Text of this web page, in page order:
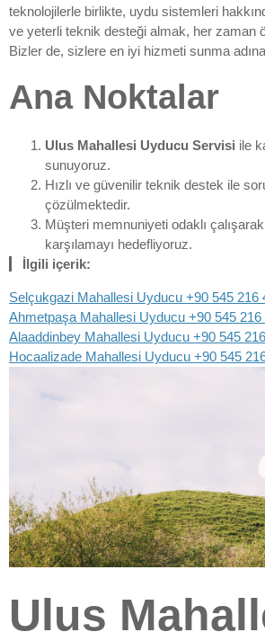
teknolojilerle birlikte, uydu sistemleri
ve yeterli teknik desteği almak, her zaman
Bizler de, sizlere en iyi hizmeti sunma
Ana Noktalar
Ulus Mahallesi Uyducu Servisi ile
sunuyoruz.
Hızlı ve güvenilir teknik destek ile
çözülmektedir.
Müşteri memnuniyeti odaklı
karşılamayı hedefliyoruz.
İlgili içerik:
Selçukgazi Mahallesi Uyducu +90 545 216
Ahmetpaşa Mahallesi Uyducu +90 545 216
Alaaddinbey Mahallesi Uyducu +90 545
Hocaalizade Mahallesi Uyducu +90 545
Ulus